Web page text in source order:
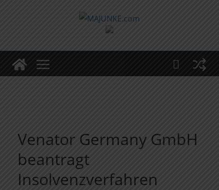
Venator Germany GmbH
beantragt
Insolvenzverfahren